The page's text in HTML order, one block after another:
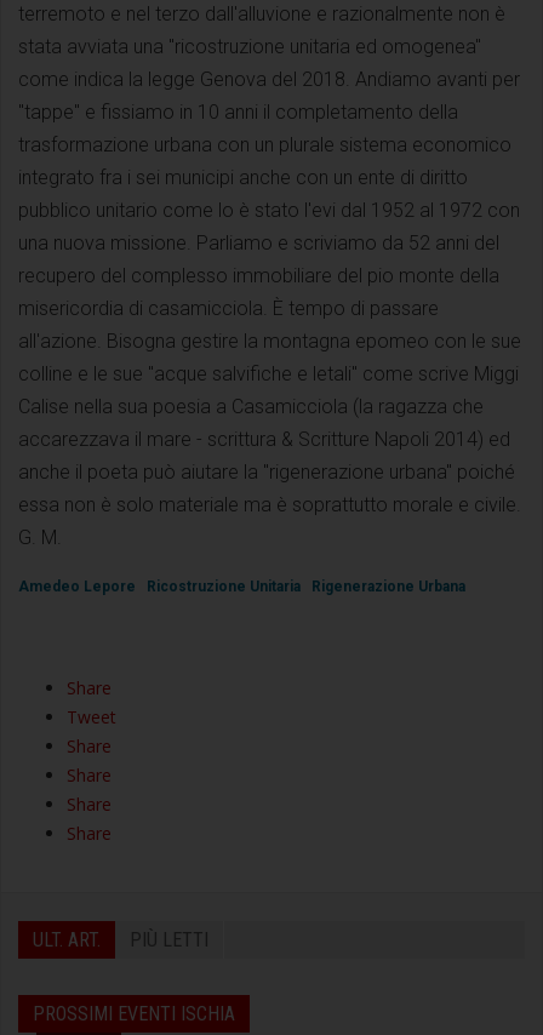
terremoto e nel terzo dall'alluvione e razionalmente non è
stata avviata una "ricostruzione unitaria ed omogenea"
come indica la legge Genova del 2018. Andiamo avanti per
"tappe" e fissiamo in 10 anni il completamento della
trasformazione urbana con un plurale sistema economico
integrato fra i sei municipi anche con un ente di diritto
pubblico unitario come lo è stato l'evi dal 1952 al 1972 con
una nuova missione. Parliamo e scriviamo da 52 anni del
recupero del complesso immobiliare del pio monte della
misericordia di casamicciola. È tempo di passare
all'azione. Bisogna gestire la montagna epomeo con le sue
colline e le sue "acque salvifiche e letali" come scrive Miggi
Calise nella sua poesia a Casamicciola (la ragazza che
accarezzava il mare - scrittura & Scritture Napoli 2014) ed
anche il poeta può aiutare la "rigenerazione urbana" poiché
essa non è solo materiale ma è soprattutto morale e civile.
G. M.
Amedeo Lepore Ricostruzione Unitaria Rigenerazione Urbana
Share
Tweet
Share
Share
Share
Share
ULT. ART. PIÙ LETTI
PROSSIMI EVENTI ISCHIA